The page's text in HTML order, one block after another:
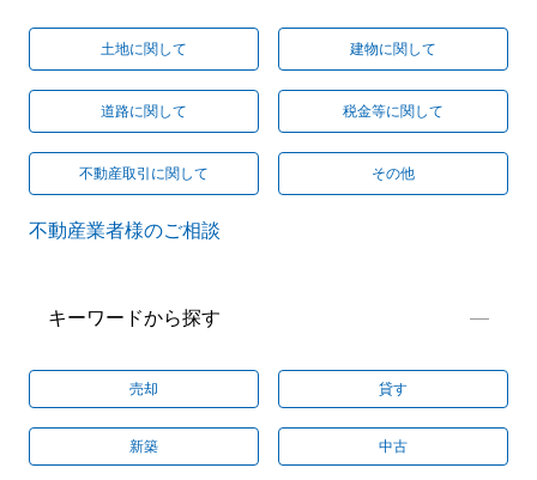
土地に関して 建物に関して
道路に関して 税金等に関して
不動産取引に関して その他
不動産業者様のご相談
キーワードから探す
売却 貸す
新築 中古